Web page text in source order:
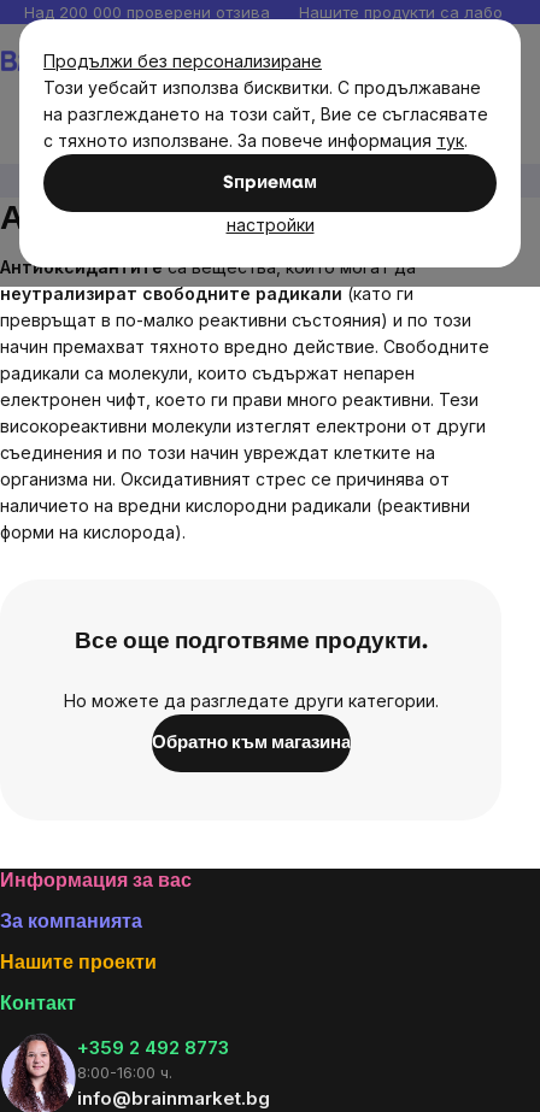
Продължи без персонализиране
Този уебсайт използва бисквитки. С продължаване
на разглеждането на този сайт, Вие се съгласявате
с тяхното използване. За повече информация тук.
Sпpиeмaм
настройки
Прескочи
към
съдържанието
Над 200 000 проверени отзива Нашите продукти са
Антиоксиданти
Антиоксиданти
Антиоксидантитеса вещества, които могат да
неутрализират свободните радикали(като ги
превръщат в по-малко реактивни състояния) и по този
начин премахват тяхното вредно действие. Свободните
радикали са молекули, които съдържат непарен
електронен чифт, което ги прави много реактивни. Тези
високореактивни молекули изтеглят електрони от други
съединения и по този начин увреждат клетките на
организма ни. Оксидативният стрес се причинява от
наличието на вредни кислородни радикали (реактивни
форми на кислорода).
Все още подготвяме продукти.
Но можете да разгледате други категории.
Обратно към магазина
Footer
Информация за вас
За компанията
Нашите проекти
Контакт
+359 2 492 8773
8:00-16:00 ч.
info@brainmarket.bg